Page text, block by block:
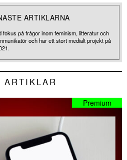
ARTIKLARNA
på frågor inom feminism, litteratur och
och har ett stort medialt projekt på
ARTIKLAR